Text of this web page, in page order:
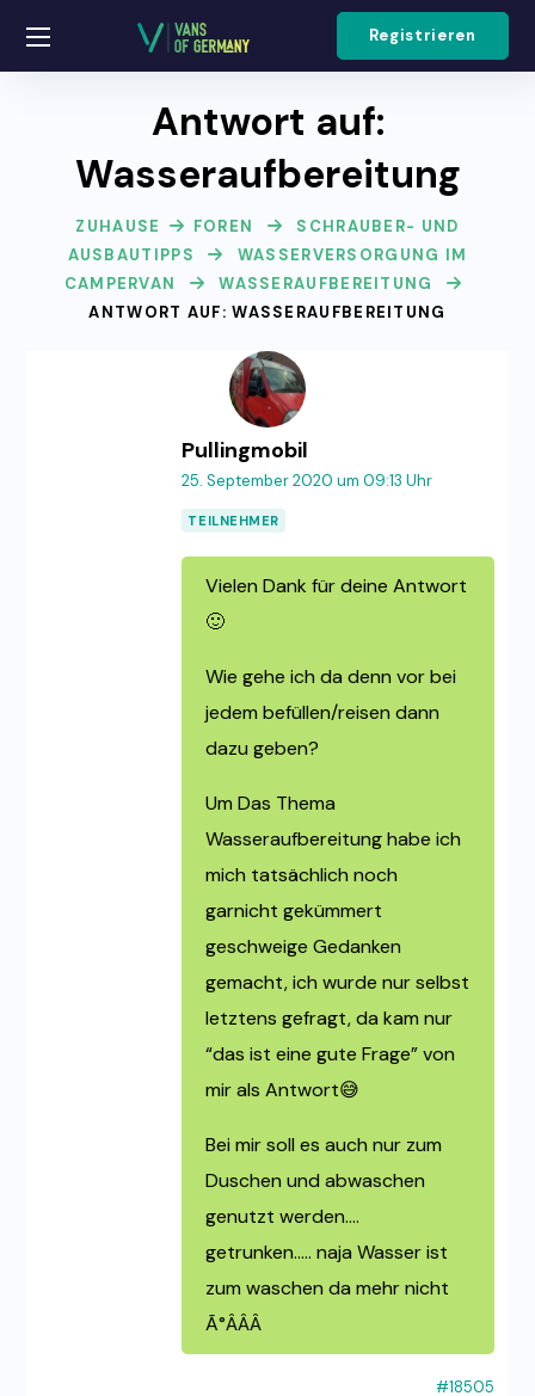
Registrieren
Antwort auf:
Wasseraufbereitung
ZUHAUSE FOREN
SCHRAUBER- UND
AUSBAUTIPPS
WASSERVERSORGUNG IM
CAMPERVAN
WASSERAUFBEREITUNG
ANTWORT AUF: WASSERAUFBEREITUNG
Pullingmobil
25. September 2020 um 09:13 Uhr
TEILNEHMER
Vielen Dank für deine Antwort
🙂
Wie gehe ich da denn vor bei
jedem befüllen/reisen dann
dazu geben?
Um Das Thema
Wasseraufbereitung habe ich
mich tatsächlich noch
garnicht gekümmert
geschweige Gedanken
gemacht, ich wurde nur selbst
letztens gefragt, da kam nur
“das ist eine gute Frage” von
mir als Antwort😅
Bei mir soll es auch nur zum
Duschen und abwaschen
genutzt werden….
getrunken….. naja Wasser ist
zum waschen da mehr nicht
Ã°ÂÂÂ
#18505